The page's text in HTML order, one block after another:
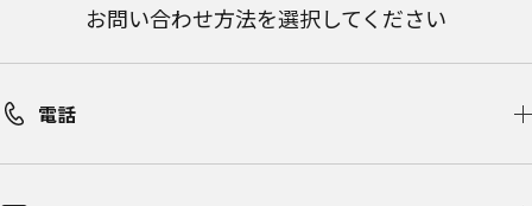
お問い合わせ方法を選択してください
電話